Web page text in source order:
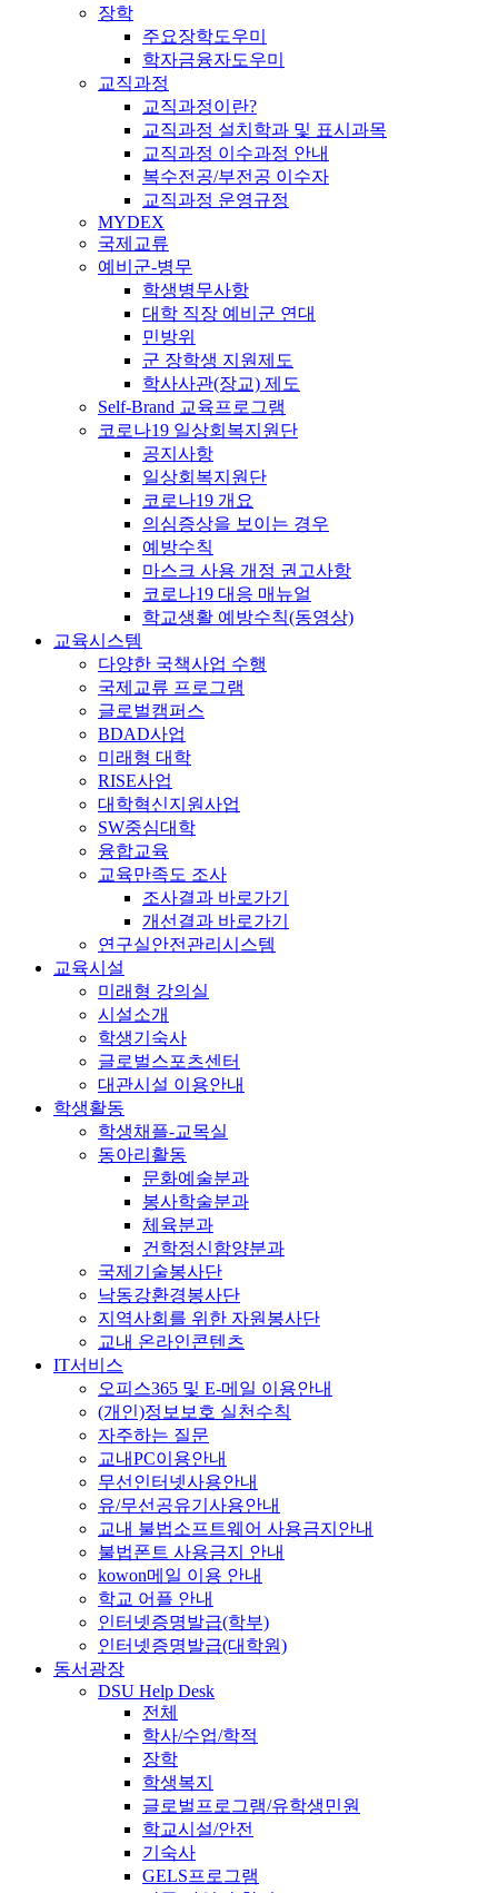
장학
주요장학도우미
학자금융자도우미
교직과정
교직과정이란?
교직과정 설치학과 및 표시과목
교직과정 이수과정 안내
복수전공/부전공 이수자
교직과정 운영규정
MYDEX
국제교류
예비군-병무
학생병무사항
대학 직장 예비군 연대
민방위
군 장학생 지원제도
학사사관(장교) 제도
Self-Brand 교육프로그램
코로나19 일상회복지원단
공지사항
일상회복지원단
코로나19 개요
의심증상을 보이는 경우
예방수칙
마스크 사용 개정 권고사항
코로나19 대응 매뉴얼
학교생활 예방수칙(동영상)
교육시스템
다양한 국책사업 수행
국제교류 프로그램
글로벌캠퍼스
BDAD사업
미래형 대학
RISE사업
대학혁신지원사업
SW중심대학
융합교육
교육만족도 조사
조사결과 바로가기
개선결과 바로가기
연구실안전관리시스템
교육시설
미래형 강의실
시설소개
학생기숙사
글로벌스포츠센터
대관시설 이용안내
학생활동
학생채플-교목실
동아리활동
문화예술분과
봉사학술분과
체육분과
건학정신함양분과
국제기술봉사단
낙동강환경봉사단
지역사회를 위한 자원봉사단
교내 온라인콘텐츠
IT서비스
오피스365 및 E-메일 이용안내
(개인)정보보호 실천수칙
자주하는 질문
교내PC이용안내
무선인터넷사용안내
유/무선공유기사용안내
교내 불법소프트웨어 사용금지안내
불법폰트 사용금지 안내
kowon메일 이용 안내
학교 어플 안내
인터넷증명발급(학부)
인터넷증명발급(대학원)
동서광장
DSU Help Desk
전체
학사/수업/학적
장학
학생복지
글로벌프로그램/유학생민원
학교시설/안전
기숙사
GELS프로그램